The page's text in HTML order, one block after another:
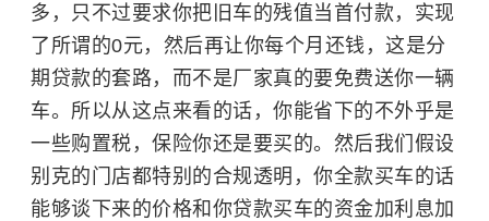
多，只不过要求你把旧车的残值当首付款，实现
了所谓的0元，然后再让你每个月还钱，这是分
期贷款的套路，而不是厂家真的要免费送你一辆
车。所以从这点来看的话，你能省下的不外乎是
一些购置税 ，保险你还是要买的。然后我们假设
别克的门店都特别的合规透明，你全款买车的话
能够谈下来的价格和你贷款买车的资金加利息加